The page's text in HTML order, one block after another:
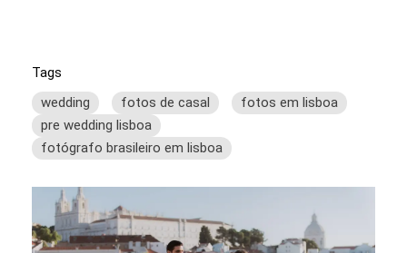
Tags
wedding
fotos de casal
fotos em lisboa
pre wedding lisboa
fotógrafo brasileiro em lisboa